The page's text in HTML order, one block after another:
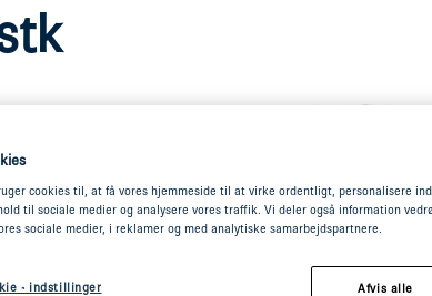
Hatting
være ekstra
er bløde og
Hatting Brioche
meget simpelt.
burger –
cookies til, at få vores hjemmeside til at virke ordentligt, personalisere
til sociale medier og analysere vores traffik. Vi deler også information
sociale medier, i reklamer og med analytiske samarbejdspartnere.
- indstillinger Afvis alle